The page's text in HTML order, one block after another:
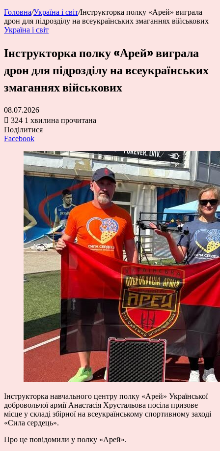
Головна/Україна і світ/Інструкторка полку «Арей» виграла
дрон для підрозділу на всеукраїнських змаганнях військових
Україна і світ
Інструкторка полку «Арей» виграла
дрон для підрозділу на всеукраїнських
змаганнях військових
08.07.2026
324 1 хвилина прочитана
Поділитися
Facebook
Інструкторка навчального центру полку «Арей» Української
добровольчої армії Анастасія Хрустальова посіла призове
місце у складі збірної на всеукраїнському спортивному заході
«Сила сердець».
Про це повідомили у полку «Арей».